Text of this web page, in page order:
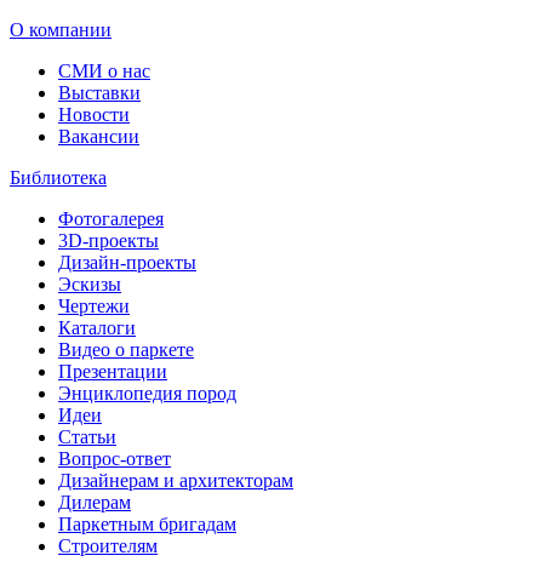
О компании
СМИ о нас
Выставки
Новости
Вакансии
Библиотека
Фотогалерея
3D-проекты
Дизайн-проекты
Эскизы
Чертежи
Каталоги
Видео о паркете
Презентации
Энциклопедия пород
Идеи
Статьи
Вопрос-ответ
Дизайнерам и архитекторам
Дилерам
Паркетным бригадам
Строителям